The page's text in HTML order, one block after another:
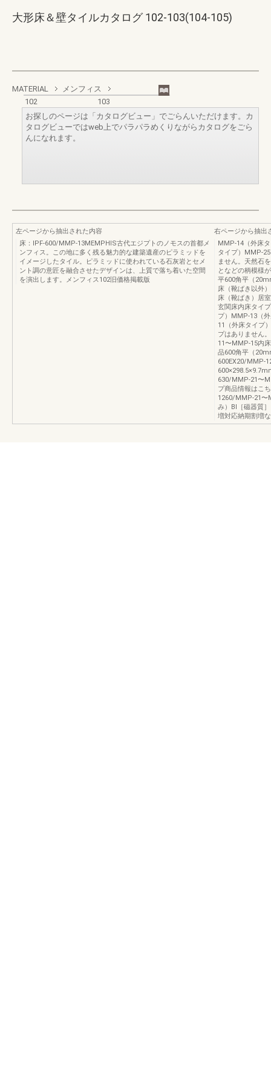
大形床＆壁タイルカタログ 102-103(104-105)
MATERIAL
メンフィス
102
103
お探しのページは「カタログビュー」でごらんいただけます。カ
タログビューではweb上でパラパラめくりながらカタログをごら
んになれます。
左ページから抽出された内容
床：IPF-600/MMP-13MEMPHIS古代エジプトのノモスの首都メ
ンフィス。この地に多く残る魅力的な建築遺産のピラミッドを
イメージしたタイル。ピラミッドに使われている石灰岩とセメ
ント調の意匠を融合させたデザインは、上質で落ち着いた空間
を演出します。メンフィス102旧価格掲載版
右ページから抽出
MMP‐14（外床
タイプ）
ません。天然石
となどの柄模様
平600角平（
床（靴ばき以外
床（靴ばき）居
玄関床内床タイ
プ）MMP‐13（
11（外床タイプ
プはありません
11〜MMP‐15内
品600角平（
600EX20/
630/MMP‐21〜
プ商品情報はこ
1260/MMP‐21〜
み）​BⅠ［磁器質
増対応納期割増